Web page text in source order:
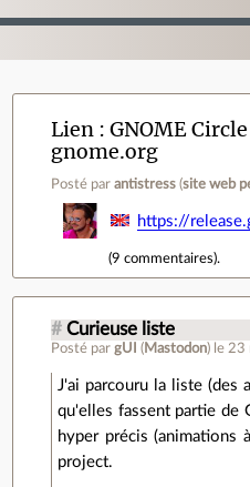
Lien
GNOME
gnome.org
Posté parantistress (site web
https://
(9 commentaires).
# Curieuse liste
Posté pargUI ( Mastodon) le 23
J'ai parcouru la liste (des
qu'elles fassent partie de
hyper précis (animations
project.